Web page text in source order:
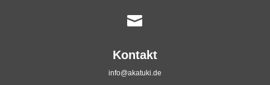

Kontakt
info@akatuki.de